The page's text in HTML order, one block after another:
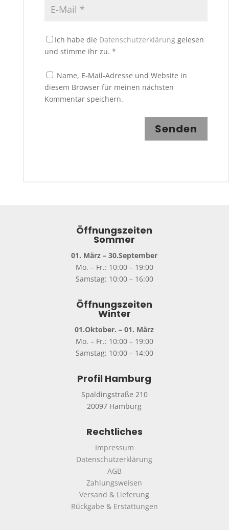
Ich habe die Datenschutzerklärunggelesen
und stimme ihr zu. *
Name, E-Mail-Adresse und Website in
diesem Browser für meinen nächsten
Kommentar speichern.
Senden
Öffnungszeiten
Sommer
01. März – 30.September
Mo. – Fr.: 10:00 – 19:00
Samstag: 10:00 – 16:00
Öffnungszeiten
Winter
01.Oktober. – 01. März
Mo. – Fr.: 10:00 – 19:00
Samstag: 10:00 – 14:00
Profil Hamburg
Spaldingstraße 210
20097 Hamburg
Rechtliches
Impressum
Datenschutzerklärung
AGB
Zahlungsweisen
Versand & Lieferung
Rückgabe & Erstattungen